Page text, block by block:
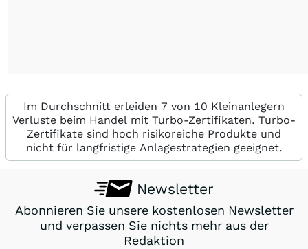
Im Durchschnitt erleiden 7 von 10 Kleinanlegern
Verluste beim Handel mit Turbo-Zertifikaten. Turbo-
Zertifikate sind hoch risikoreiche Produkte und
nicht für langfristige Anlagestrategien geeignet.
Newsletter
Abonnieren Sie unsere kostenlosen Newsletter
und verpassen Sie nichts mehr aus der
Redaktion